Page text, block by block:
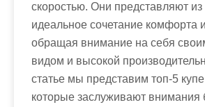
скоростью. Они представляют из
идеальное сочетание комфорта
обращая внимание на себя
видом и высокой
статье мы представим топ-5
которые заслуживают внимания